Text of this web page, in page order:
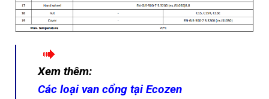
Xem thêm:
Các loại van cổng tại Ecozen